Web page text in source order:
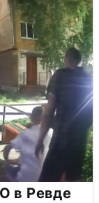
в Ревде